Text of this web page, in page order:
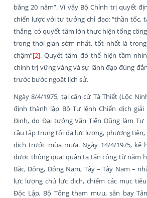
bằng 20 năm”. Vì vậy Bộ Chính trị quyết
chiến lược với tư tưởng chỉ đạo: “thần tốc,
thắng, có quyết tâm lớn thực hiện tổng
trong thời gian sớm nhất, tốt nhất là
chậm”[2]. Quyết tâm đó thể hiện tầm
chính trị vững vàng và sự lãnh đạo đúng
trước bước ngoặt lịch sử.
Ngày 8/4/1975, tại căn cứ Tà Thiết (Lộc
định thành lập Bộ Tư lệnh Chiến dịch giải
Định, do Đại tướng Văn Tiến Dũng làm Tư
cầu tập trung tối đa lực lượng, phương
dịch trước mùa mưa. Ngày 14/4/1975, kế
được thông qua: quân ta tấn công từ năm
Bắc, Đông, Đông Nam, Tây – Tây Nam –
lực lượng chủ lực địch, chiếm các mục
Độc Lập, Bộ Tổng tham mưu, sân bay